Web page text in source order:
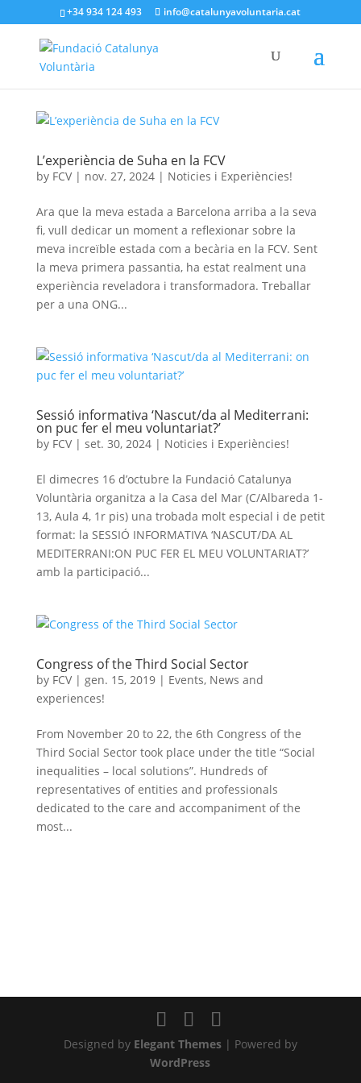
+34 934 124 493 info@catalunyavoluntaria.cat
L’experiència de Suha en la FCV
by FCV| nov. 27, 2024| Noticies i Experiències!
Ara que la meva estada a Barcelona arriba a la seva
fi, vull dedicar un moment a reflexionar sobre la
meva increïble estada com a becària en la FCV. Sent
la meva primera passantia, ha estat realment una
experiència reveladora i transformadora. Treballar
per a una ONG...
Sessió informativa ‘Nascut/da al Mediterrani:
on puc fer el meu voluntariat?’
by FCV| set. 30, 2024| Noticies i Experiències!
El dimecres 16 d’octubre la Fundació Catalunya
Voluntària organitza a la Casa del Mar (C/Albareda 1-
13, Aula 4, 1r pis) una trobada molt especial i de petit
format: la SESSIÓ INFORMATIVA ‘NASCUT/DA AL
MEDITERRANI:ON PUC FER EL MEU VOLUNTARIAT?’
amb la participació...
Congress of the Third Social Sector
by FCV| gen. 15, 2019| Events, News and
experiences!
From November 20 to 22, the 6th Congress of the
Third Social Sector took place under the title “Social
inequalities – local solutions”. Hundreds of
representatives of entities and professionals
dedicated to the care and accompaniment of the
most...
Designed by Elegant Themes| Powered by
WordPress